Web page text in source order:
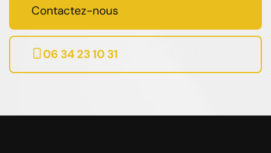
Contactez-nous
06 34 23 10 31